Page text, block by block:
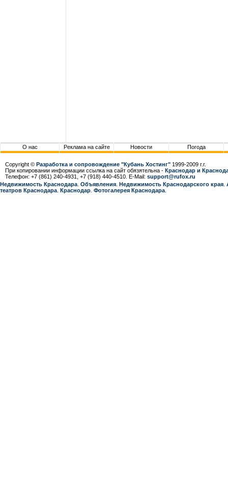
О нас Реклама на сайте Новости Погода
Copyright © Разработка и сопровождение "Кубань Хостинг" 1999-2009 г.г.
При копировании информации ссылка на сайт обязятельна - Краснодар и
Телефон: +7 (861) 240-4931, +7 (918) 440-4510. E-Mail: support@rufox.ru
Недвижимость Краснодара Объявления Недвижимость Краснодарcкого края
театров Краснодара Краснодар Фотогалерея Краснодара